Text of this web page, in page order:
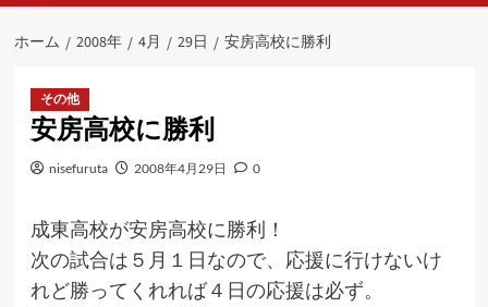
ン
ニ
ー
ホーム 2008年 4月 29日 安房高校に勝利
その他
安房高校に勝利
nisefuruta 2008年4月29日 0
成東高校が安房高校に勝利！
次の試合は５月１日なので、応援に行けないけ
れど勝ってくれれば４日の応援は必ず。